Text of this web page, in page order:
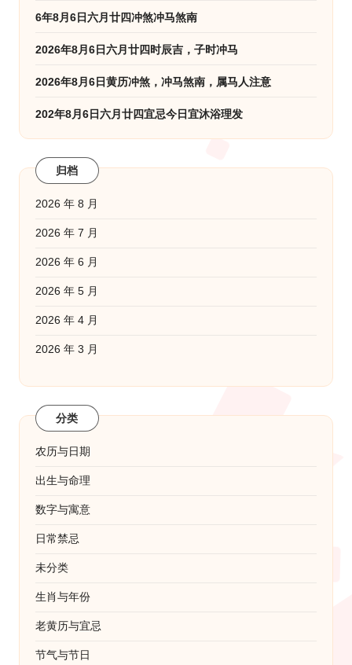
6年8月6日六月廿四冲煞冲马煞南
2026年8月6日六月廿四时辰吉，子时冲马
2026年8月6日黄历冲煞，冲马煞南，属马人注意
202年8月6日六月廿四宜忌今日宜沐浴理发
归档
2026 年 8 月
2026 年 7 月
2026 年 6 月
2026 年 5 月
2026 年 4 月
2026 年 3 月
分类
农历与日期
出生与命理
数字与寓意
日常禁忌
未分类
生肖与年份
老黄历与宜忌
节气与节日